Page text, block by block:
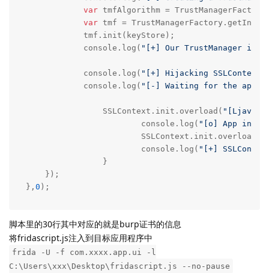
var tmfAlgorithm =
var tmf =
	    console.log(
"[+] Our TrustManager is
	    console.log(
"[+] Hijacking SSLContext
	    console.log(
"[-] Waiting for the app
	   	SSLContext.init.overload(
	   		console.log(
"[o] App
	   		SSLContext.init.overload(
	   		console.log(
"[+]
    });
}, 0 );
脚本里的30行其中对应的就是burp证书的信息
将fridascript.js注入到目标应用程序中
frida -U -f com.xxxx.app.ui -l
C:\Users\xxx\Desktop\fridascript.js --no-pause